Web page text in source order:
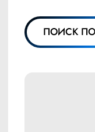
ПОИСК